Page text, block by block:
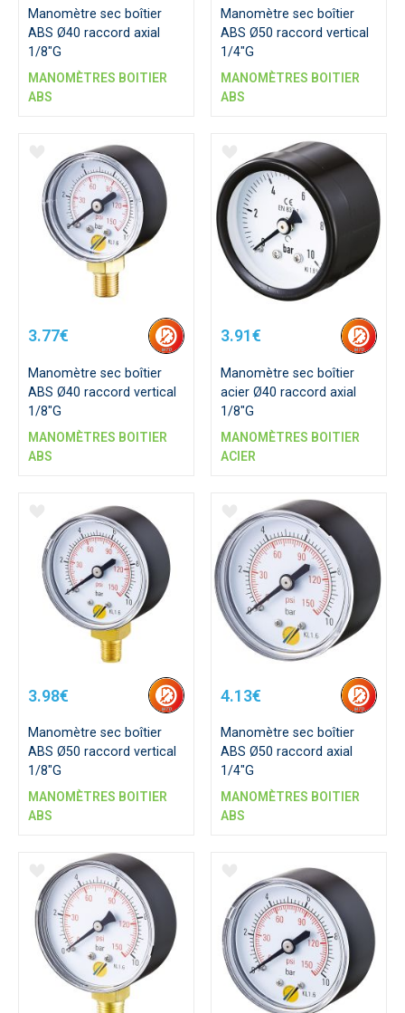
Manomètre sec boîtier
ABS Ø40 raccord axial
1/8"G
MANOMÈTRES BOITIER
ABS
Manomètre sec boîtier
ABS Ø50 raccord vertical
1/4"G
MANOMÈTRES BOITIER
ABS
3.77€
Manomètre sec boîtier
ABS Ø40 raccord vertical
1/8"G
MANOMÈTRES BOITIER
ABS
3.91€
Manomètre sec boîtier
acier Ø40 raccord axial
1/8"G
MANOMÈTRES BOITIER
ACIER
3.98€
Manomètre sec boîtier
ABS Ø50 raccord vertical
1/8"G
MANOMÈTRES BOITIER
ABS
4.13€
Manomètre sec boîtier
ABS Ø50 raccord axial
1/4"G
MANOMÈTRES BOITIER
ABS